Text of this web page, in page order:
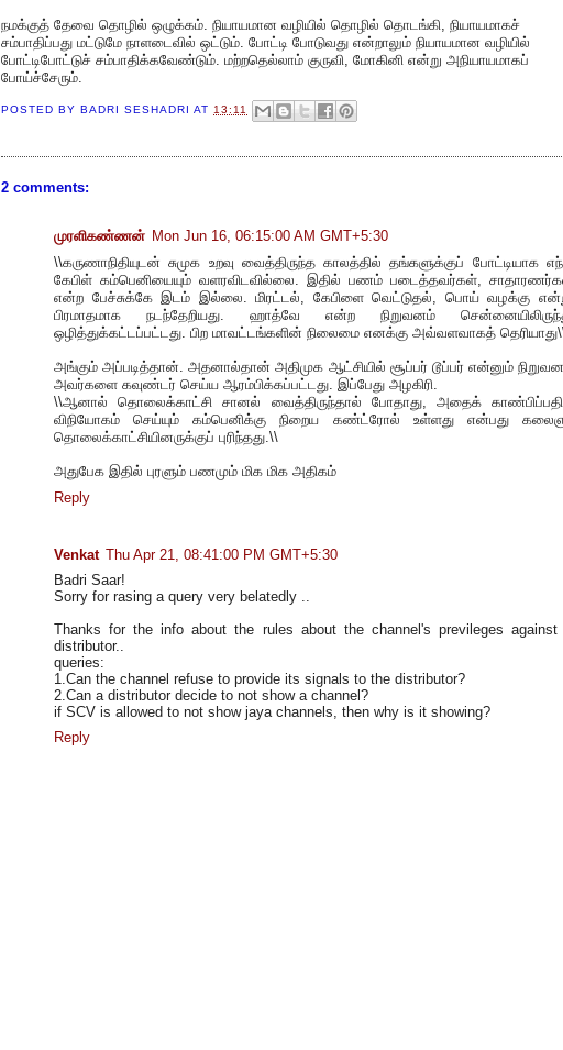
நமக்குத் தேவை தொழில் ஒழுக்கம். நியாயமான வழியில் தொழில் தொடங்கி, நியாயமாகச்
சம்பாதிப்பது மட்டுமே நாளடைவில் ஒட்டும். போட்டி போடுவது என்றாலும் நியாயமான வழியில்
போட்டிபோட்டுச் சம்பாதிக்கவேண்டும். மற்றதெல்லாம் குருவி, மோகினி என்று அநியாயமாகப்
போய்ச்சேரும்.
POSTED BY BADRI SESHADRI AT13:11
2 comments:
முரளிகண்ணன் Mon Jun 16, 06:15:00 AM GMT+5:30
\\கருணாநிதியுடன் சுமுக உறவு வைத்திருந்த காலத்தில் தங்களுக்குப் போட்டியாக
கேபிள் கம்பெனியையும் வளரவிடவில்லை. இதில் பணம் படைத்தவர்கள்,
என்ற பேச்சுக்கே இடம் இல்லை. மிரட்டல், கேபிளை வெட்டுதல், பொய் வழக்கு
பிரமாதமாக நடந்தேறியது. ஹாத்வே என்ற நிறுவனம்
ஒழித்துக்கட்டப்பட்டது. பிற மாவட்டங்களின் நிலைமை எனக்கு அவ்வளவாகத்
அங்கும் அப்படித்தான். அதனால்தான் அதிமுக ஆட்சியில் சூப்பர் டூப்பர் என்னும்
அவர்களை கவுண்டர் செய்ய ஆரம்பிக்கப்பட்டது. இப்பேது அழகிரி.
\\ஆனால் தொலைக்காட்சி சானல் வைத்திருந்தால் போதாது, அதைக்
விநியோகம் செய்யும் கம்பெனிக்கு நிறைய கண்ட்ரோல் உள்ளது என்பது
தொலைக்காட்சியினருக்குப் புரிந்தது.\\
அதுபேக இதில் புரளும் பணமும் மிக மிக அதிகம்
Reply
Venkat Thu Apr 21, 08:41:00 PM GMT+5:30
Badri Saar!
Sorry for rasing a query very belatedly ..
Thanks for the info about the rules about the channel's previleges against
distributor..
queries:
1.Can the channel refuse to provide its signals to the distributor?
2.Can a distributor decide to not show a channel?
if SCV is allowed to not show jaya channels, then why is it showing?
Reply